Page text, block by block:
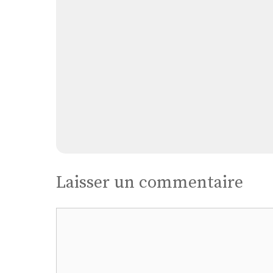
Laisser un commentaire